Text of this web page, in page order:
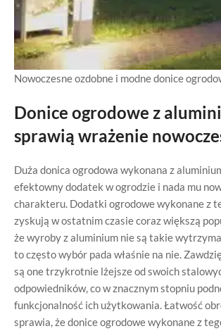
Nowoczesne ozdobne i modne donice
Donice ogrodowe z
sprawią wrażenie
Duża donica ogrodowa wykonana z
efektowny dodatek w ogrodzie i nada mu
charakteru. Dodatki ogrodowe wykonane z
zyskują w ostatnim czasie coraz większą
że wyroby z aluminium nie są takie
to często wybór pada właśnie na nie.
są one trzykrotnie lżejsze od swoich
odpowiedników, co w znacznym stopniu
funkcjonalność ich użytkowania. Łatwość
sprawia, że donice ogrodowe wykonane z